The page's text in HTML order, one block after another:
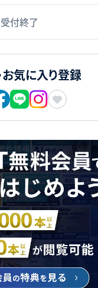
受付終了
お気に入り登録